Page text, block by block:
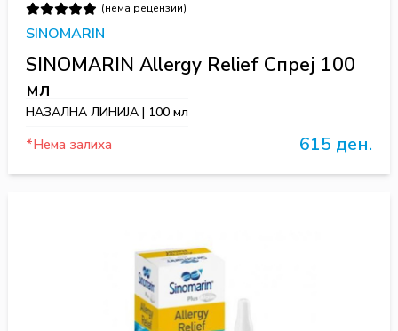
(нема рецензии)
SINOMARIN
SINOMARIN Allergy Relief Спреј 100
мл
НАЗАЛНА ЛИНИЈА | 100 мл
*Нема залиха 615 ден.